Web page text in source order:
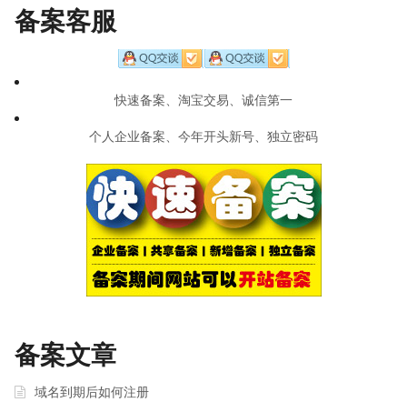
备案客服
快速备案、淘宝交易、诚信第一
个人企业备案、今年开头新号、独立密码
备案文章
域名到期后如何注册